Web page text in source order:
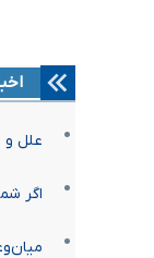
علل و
اگر